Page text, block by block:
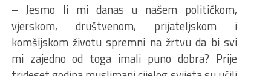
– Jesmo li mi danas u našem političkom,
vjerskom, društvenom, prijateljskom i
komšijskom životu spremni na žrtvu da bi svi
mi zajedno od toga imali puno dobra? Prije